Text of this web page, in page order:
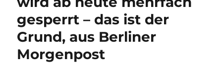
gesperrt – das ist der
Grund, aus Berliner
Morgenpost